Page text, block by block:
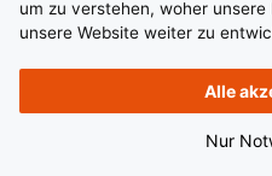
um zu verstehen, woher
unsere Website weiter zu
Alle
Nur
Vollzeit
© 2026 BplusZ Verwaltungs